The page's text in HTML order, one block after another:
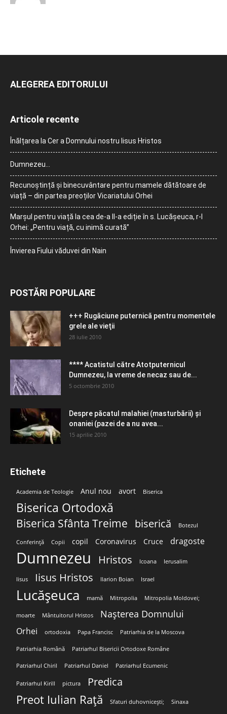
ALEGEREA EDITORULUI
Articole recente
Înălțarea la Cer a Domnului nostru Iisus Hristos
Dumnezeu…
Recunoștință și binecuvântare pentru mamele dătătoare de
viață – din partea preoților Vicariatului Orhei
Marșul pentru viață la cea de-a II-a ediție în s. Lucășeuca, r-l
Orhei: „Pentru viață, cu inimă curată”
Învierea Fiului văduvei din Nain
POSTĂRI POPULARE
+++ Rugăciune puternică pentru momentele
grele ale vieţii
28 iulie 2010
**** Acatistul către Atotputernicul
Dumnezeu, la vreme de necaz sau de...
5 octombrie 2010
Despre păcatul malahiei (masturbării) şi
onaniei (pazei de a nu avea...
15 aprilie 2010
Etichete
Academia de Teologie Anul nou avort Biserica
Biserica Ortodoxă
Biserica Sfânta Treime biserică Botezul
Conferință Copii copil Coronavirus Cruce dragoste
Dumnezeu Hristos Icoana Ierusalim
Iisus Iisus Hristos Ilarion Boian Israel
Lucășeuca mamă Mitropolia Mitropolia Moldovei;
moarte Mântuitorul Hristos Nașterea Domnului
Orhei ortodoxia Papa Francisc Patriarhia de la Moscova
Patriarhia Română Patriarhul Bisericii Ortodoxe Române
Patriarhul Chiril Patriarhul Daniel Patriarhul Ecumenic
Patriarhul Kirill pictura Predica
Preot Iulian Rață Sfaturi duhovnicești; Sinaxa